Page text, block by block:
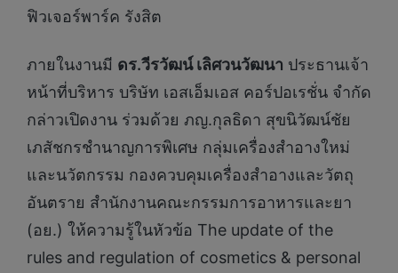
ฟิวเจอร์พาร์ค รังสิต
ภายในงานมี ดร.วีรวัฒน์ เลิศวนวัฒนา ประธานเจ้า
หน้าที่บริหาร บริษัท เอสเอ็มเอส คอร์ปอเรชั่น จำกัด
กล่าวเปิดงาน ร่วมด้วย ภญ.กุลธิดา สุขนิวัฒน์ชัย
เภสัชกรชำนาญการพิเศษ กลุ่มเครื่องสำอางใหม่
และนวัตกรรม กองควบคุมเครื่องสำอางและวัตถุ
อันตราย สำนักงานคณะกรรมการอาหารและยา
(อย.) ให้ความรู้ในหัวข้อ The update of the
rules and regulation of cosmetics & personal